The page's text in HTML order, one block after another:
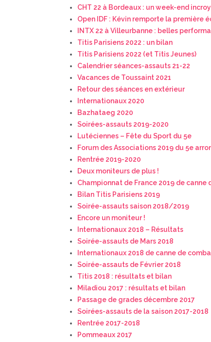
CHT 22 à Bordeaux : un week-end
Open IDF : Kévin remporte la première
INTX 22 à Villeurbanne : belles
Titis Parisiens 2022 : un bilan
Titis Parisiens 2022 (et Titis Jeunes)
Calendrier séances-assauts 21-22
Vacances de Toussaint 2021
Retour des séances en extérieur
Internationaux 2020
Bazhataeg 2020
Soirées-assauts 2019-2020
Lutéciennes – Fête du Sport du 5e
Forum des Associations 2019 du 5e
Rentrée 2019-2020
Deux moniteurs de plus !
Championnat de France 2019 de canne
Bilan Titis Parisiens 2019
Soirée-assauts saison 2018/2019
Encore un moniteur !
Internationaux 2018 – Résultats
Soirée-assauts de Mars 2018
Internationaux 2018 de canne de
Soirée-assauts de Février 2018
Titis 2018 : résultats et bilan
Miladiou 2017 : résultats et bilan
Passage de grades décembre 2017
Soirées-assauts de la saison 2017-2018
Rentrée 2017-2018
Pommeaux 2017